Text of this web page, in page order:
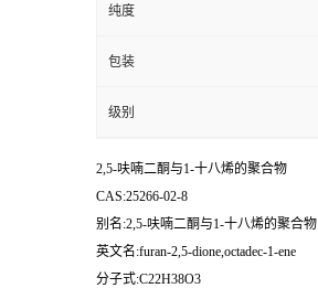
纯度
包装
级别
2,5-呋喃二酮与1-十八烯的聚合物
CAS:25266-02-8
别名:2,5-呋喃二酮与1-十八烯的聚合物
英文名:furan-2,5-dione,octadec-1-ene
分子式:C22H38O3